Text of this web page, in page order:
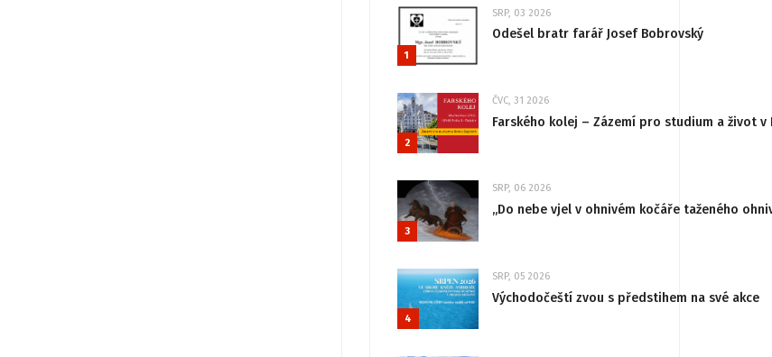
1
SRP, 03 2026
Odešel bratr farář Josef Bobrovský
2
ČVC, 31 2026
Farského kolej – Zázemí pro studium a život v
3
SRP, 06 2026
„Do nebe vjel v ohnivém kočáře taženého
4
SRP, 05 2026
Východočeští zvou s předstihem na své akce